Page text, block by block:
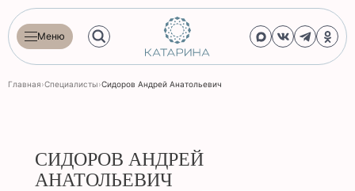
Меню
Главная›Специалисты›Сидоров Андрей Анатольевич
СИДОРОВ АНДРЕЙ
АНАТОЛЬЕВИЧ